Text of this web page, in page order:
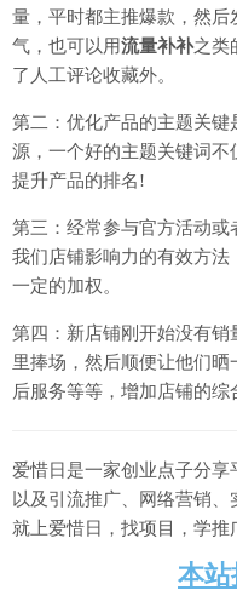
量，平时都主推爆款，然后
气，也可以用流量补补之类
了人工评论收藏外。
第二：优化产品的主题关
源，一个好的主题关键词
提升产品的排名!
第三：经常参与官方活动
我们店铺影响力的有效方
一定的加权。
第四：新店铺刚开始没有
里捧场，然后顺便让他们
后服务等等，增加店铺的
爱惜日是一家创业点子分享
以及引流推广、网络营销
就上爱惜日，找项目，学推
本